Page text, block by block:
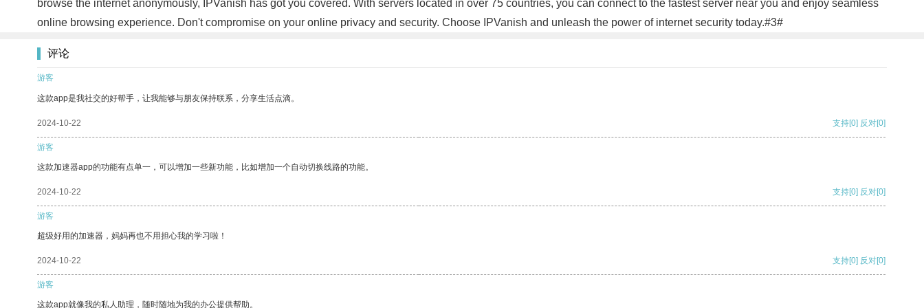
browse the internet anonymously, IPVanish has got you covered. With servers located in over 75 countries, you can connect to the fastest server near you and enjoy seamless
online browsing experience. Don't compromise on your online privacy and security. Choose IPVanish and unleash the power of internet security today.#3#
评论
游客
这款app是我社交的好帮手，让我能够与朋友保持联系，分享生活点滴。
2024-10-22 支持[0] 反对[0]
游客
这款加速器app的功能有点单一，可以增加一些新功能，比如增加一个自动切换线路的功能。
2024-10-22 支持[0] 反对[0]
游客
超级好用的加速器，妈妈再也不用担心我的学习啦！
2024-10-22 支持[0] 反对[0]
游客
这款app就像我的私人助理，随时随地为我的办公提供帮助。